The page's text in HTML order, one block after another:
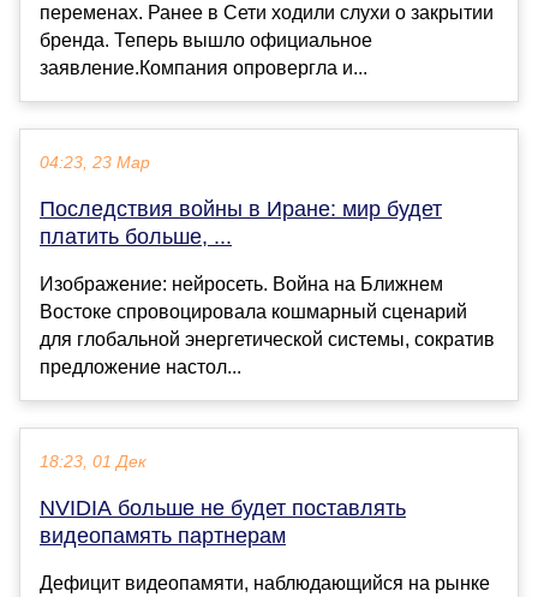
переменах. Ранее в Сети ходили слухи о закрытии
бренда. Теперь вышло официальное
заявление.Компания опровергла и...
04:23, 23 Мар
Последствия войны в Иране: мир будет
платить больше, ...
Изображение: нейросеть. Война на Ближнем
Востоке спровоцировала кошмарный сценарий
для глобальной энергетической системы, сократив
предложение настол...
18:23, 01 Дек
NVIDIA больше не будет поставлять
видеопамять партнерам
Дефицит видеопамяти, наблюдающийся на рынке